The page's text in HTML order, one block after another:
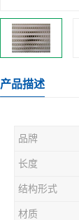
产品描述
品牌
长度
结构形式
材质